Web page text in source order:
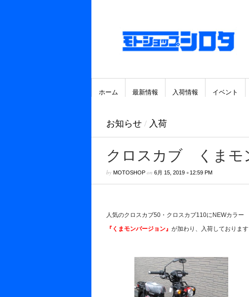
ホーム 最新情報 入荷情報 イベント
お知らせ / 入荷
クロスカブ くまモ
by MOTOSHOPon 6月 15, 2019• 12:59 PM
人気のクロスカブ50・クロスカブ110にNEWカラー
『くまモンバージョン』 が加わり、入荷しております